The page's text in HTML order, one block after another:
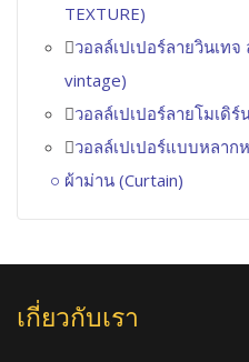
TEXTURE)
วอลล์เปเปอร์ลายวินเท
vintage)
วอลล์เปเปอร์ลายโมเดิร์
วอลล์เปเปอร์แบบหลาก
ผ้าม่าน (Curtain)
เกี่ยวกับเรา